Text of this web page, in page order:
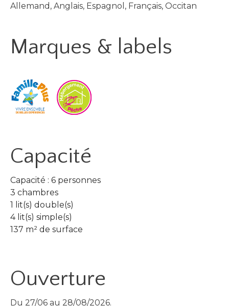
Allemand, Anglais, Espagnol, Français, Occitan
Marques & labels
Capacité
Capacité : 6 personnes
3 chambres
1 lit(s) double(s)
4 lit(s) simple(s)
137 m² de surface
Ouverture
Du 27/06 au 28/08/2026.